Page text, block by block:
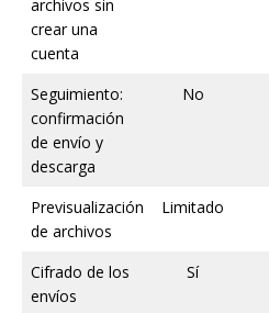
archivos sin
crear una
cuenta
Seguimiento:
confirmación
de envío y
descarga
No
Previsualización
de archivos
Limitado
Cifrado de los
envíos
Sí